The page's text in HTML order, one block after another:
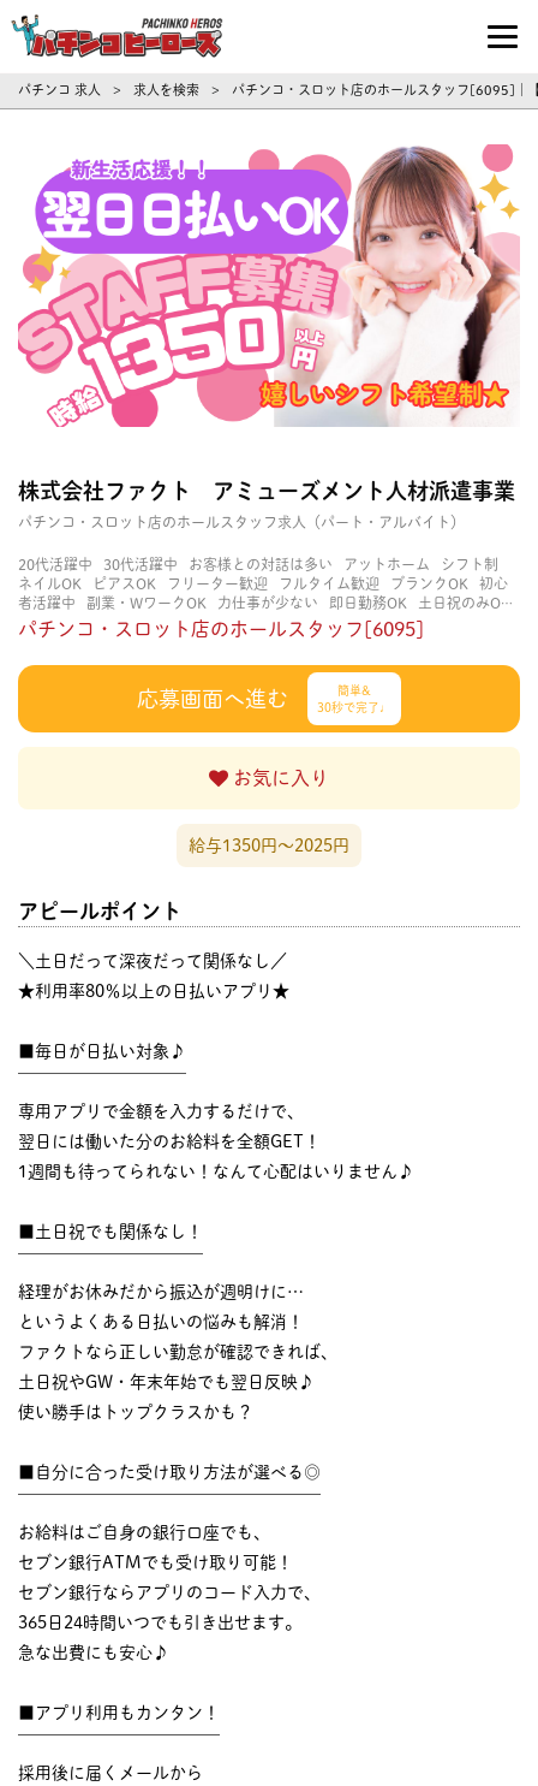
パチンコ求人・転職ならパチンコヒーロ
パチンコ 求人 > 求人を検索 > パチンコ・スロット店のホールスタッフ[6095]
株式会社ファクト アミューズメント人材派遣事業
パチンコ・スロット店のホールスタッフ求人（パート・アルバイト）
20代活躍中 30代活躍中 お客様との対話は多い アットホーム
シフト制
ネイルOK
ピアスOK フリーター歓迎 フルタイム歓迎 ブランクOK
初心
者活躍中
副業・WワークOK 力仕事が少ない 即日勤務OK
土日祝のみOK
学歴不問
服装自由 未経験・初心者OK 決められた時間できっちり
経験不要
立ち仕事 経験者・有資格者歓迎 自分の都合に合わせやすい
自由
パチンコ・スロット店のホールスタッフ[6095]
応募画面へ進む
簡単&
30秒で完了♩
お気に入り
給与1350円〜2025円
アピールポイント
＼土日だって深夜だって関係なし／
★利用率80％以上の日払いアプリ★
■毎日が日払い対象♪
専用アプリで金額を入力するだけで、
翌日には働いた分のお給料を全額GET！
1週間も待ってられない！なんて心配はいりません♪
■土日祝でも関係なし！
経理がお休みだから振込が週明けに…
というよくある日払いの悩みも解消！
ファクトなら正しい勤怠が確認できれば、
土日祝やGW・年末年始でも翌日反映♪
使い勝手はトップクラスかも？
■自分に合った受け取り方法が選べる◎
お給料はご自身の銀行口座でも、
セブン銀行ATMでも受け取り可能！
セブン銀行ならアプリのコード入力で、
365日24時間いつでも引き出せます。
急な出費にも安心♪
■アプリ利用もカンタン！
採用後に届くメールから